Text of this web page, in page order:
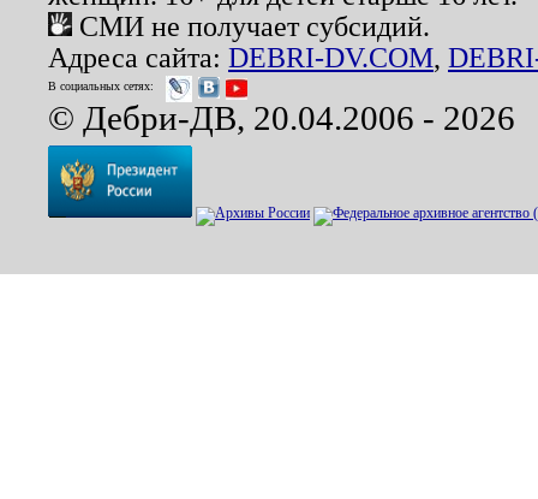
СМИ не получает субсидий.
Адреса сайта: DEBRI-DV.COM,
В социальных сетях:
© Дебри-ДВ, 20.04.2006 - 2026